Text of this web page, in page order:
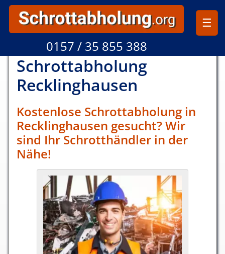
0157 / 35 855 388
Schrottabholung
Reckling­hausen
Kostenlose Schrottabholung in
Reckling­hausen gesucht? Wir
sind Ihr Schrotthändler in der
Nähe!
☰